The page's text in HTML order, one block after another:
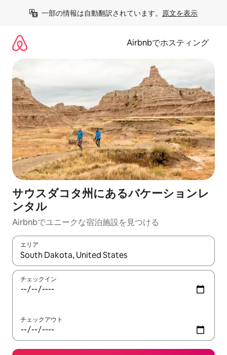
一部の情報は自動翻訳されています。 原文を表示
Airbnbでホスティング
サウスダコタ州にあるバケーションレ
ンタル
Airbnbでユニークな宿泊施設を見つける
エリア
検索結果が表示されたら、上下の矢印キーを使って移動するか
チェックイン
チェックアウト